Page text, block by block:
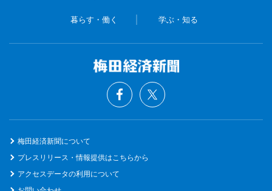
暮らす・働く 学ぶ・知る
梅田経済新聞について
プレスリリース・情報提供はこちらから
アクセスデータの利用について